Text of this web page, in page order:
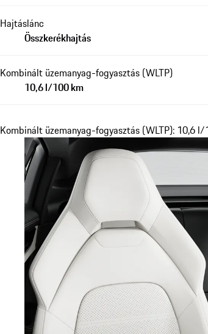
Hajtáslánc
Összkerékhajtás
Kombinált üzemanyag-fogyasztás (WLTP)
10,6 l/100 km
Kombinált üzemanyag-fogyasztás (WLTP): 10,6